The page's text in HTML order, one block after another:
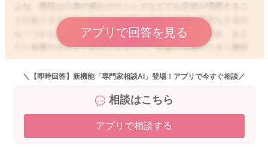
よね。悪阻は心身の疲れやストレスなどでも症状が増悪するこ
とがありますので、まずはご自身の身体の回復に専念なさるの
も一つかもしれません。一日中ひどい悪阻の症状が続き、まと
もに食事や水分をとれないままだと、肝臓や腎臓がうまく機能
しなくなるという状態に陥ることもあります。基本的には、赤
ちゃんに影響があるということはあまりありませんが、あまり
婦人科でご相談なさってくださいね。胃腸の働きは自律神経の
バランスも密接に関わっています。ストレスなどによるイライ
ラや、不安、緊張などが続くと自律神経のバランスが乱れ、胃
アプリで回答を見る
＼【即時回答】新機能「専門家相談AI」登場！アプリで今すぐ相談／
相談はこちら
アプリで相談する